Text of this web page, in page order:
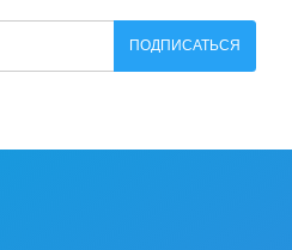
ПОДПИСАТЬСЯ